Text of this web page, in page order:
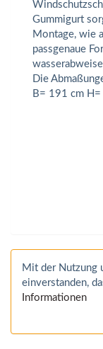
Gummigurt
Montage, wie
passgenaue
Die
B= 191 cm
Mit der Nutzung
einverstanden,
Informationen